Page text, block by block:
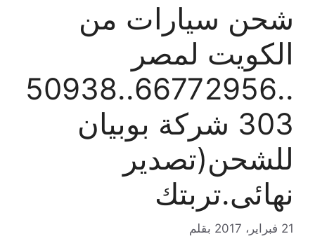
شحن سيارات من
الكويت لمصر
..66772956..50938
303 شركة بوبيان
للشحن(تصدير
نهائى.تربتك
21 فبراير، 2017 بقلم